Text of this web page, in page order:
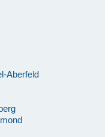
Aberfeld